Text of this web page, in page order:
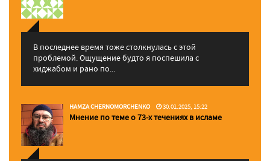
В последнее время тоже столкнулась с этой
проблемой. Ощущение будто я поспешила с
хиджабом и рано по...
HAMZA CHERNOMORCHENKO 30.01.2025, 15:22
Мнение по теме о 73-х течениях в исламе